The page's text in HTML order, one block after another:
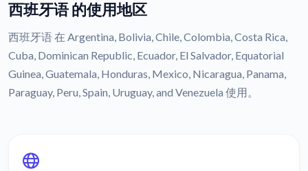
西班牙语 的使用地区
西班牙语 在 Argentina, Bolivia, Chile, Colombia, Costa Rica,
Cuba, Dominican Republic, Ecuador, El Salvador, Equatorial
Guinea, Guatemala, Honduras, Mexico, Nicaragua, Panama,
Paraguay, Peru, Spain, Uruguay, and Venezuela 使用。